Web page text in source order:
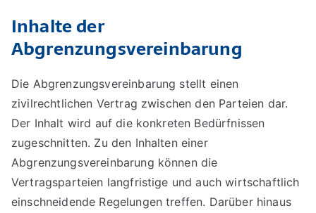
Inhalte der
Abgrenzungsvereinbarung
Die Abgrenzungsvereinbarung stellt einen
zivilrechtlichen Vertrag zwischen den Parteien dar.
Der Inhalt wird auf die konkreten Bedürfnissen
zugeschnitten. Zu den Inhalten einer
Abgrenzungsvereinbarung können die
Vertragsparteien langfristige und auch wirtschaftlich
einschneidende Regelungen treffen. Darüber hinaus